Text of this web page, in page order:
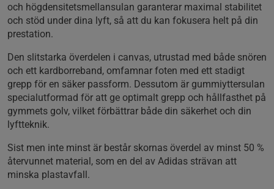
och högdensitetsmellansulan garanterar maximal stabilitet
och stöd under dina lyft, så att du kan fokusera helt på din
prestation.
Den slitstarka överdelen i canvas, utrustad med både snören
och ett kardborreband, omfamnar foten med ett stadigt
grepp för en säker passform. Dessutom är gummiyttersulan
specialutformad för att ge optimalt grepp och hållfasthet på
gymmets golv, vilket förbättrar både din säkerhet och din
lyftteknik.
Sist men inte minst är består skornas överdel av minst 50 %
återvunnet material, som en del av Adidas strävan att
minska plastavfall.